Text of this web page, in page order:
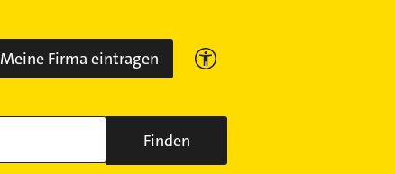
Meine Firma eintragen
Finden